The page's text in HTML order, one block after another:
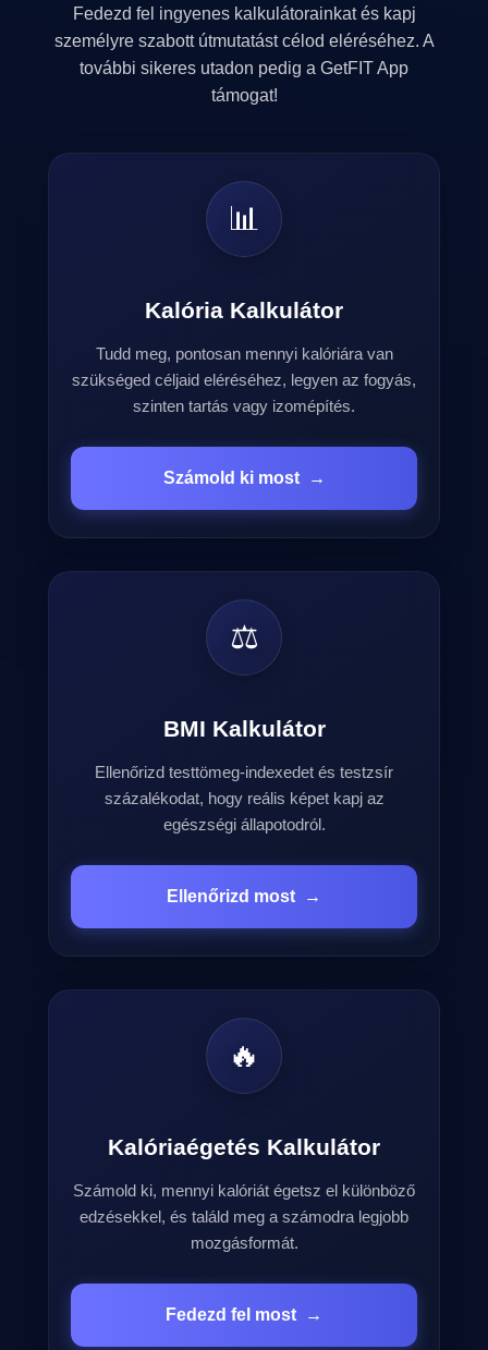
Fedezd fel ingyenes kalkulátorainkat és kapj
személyre szabott útmutatást célod eléréséhez. A
további sikeres utadon pedig a GetFIT App
támogat!
📊
Kalória Kalkulátor
Tudd meg, pontosan mennyi kalóriára van
szükséged céljaid eléréséhez, legyen az fogyás,
szinten tartás vagy izomépítés.
Számold ki most →
⚖️
BMI Kalkulátor
Ellenőrizd testtömeg-indexedet és testzsír
százalékodat, hogy reális képet kapj az
egészségi állapotodról.
Ellenőrizd most →
🔥
Kalóriaégetés Kalkulátor
Számold ki, mennyi kalóriát égetsz el különböző
edzésekkel, és találd meg a számodra legjobb
mozgásformát.
Fedezd fel most →